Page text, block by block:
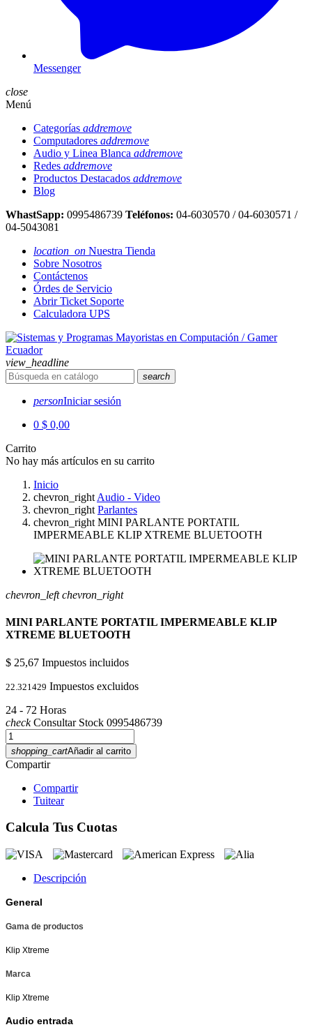
Messenger
close
Menú
Categorías addremove
Computadores addremove
Audio y Linea Blanca addremove
Redes addremove
Productos Destacados addremove
Blog
WhastSapp: 0995486739 Teléfonos: 04-6030570 / 04-6030571 /
04-5043081
location_on Nuestra Tienda
Sobre Nosotros
Contáctenos
Órdes de Servicio
Abrir Ticket Soporte
Calculadora UPS
view_headline
search
personIniciar sesión
0 $ 0,00
Carrito
No hay más artículos en su carrito
Inicio
chevron_right Audio - Video
chevron_right Parlantes
chevron_right MINI PARLANTE PORTATIL
IMPERMEABLE KLIP XTREME BLUETOOTH
chevron_left chevron_right
MINI PARLANTE PORTATIL IMPERMEABLE KLIP
XTREME BLUETOOTH
$ 25,67 Impuestos incluidos
22.321429 Impuestos excluidos
24 - 72 Horas
checkConsultar Stock 0995486739
shopping_cartAñadir al carrito
Compartir
Compartir
Tuitear
Calcula Tus Cuotas
Descripción
General
Gama de productos
Klip Xtreme
Marca
Klip Xtreme
Audio entrada